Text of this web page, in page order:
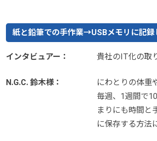
紙と鉛筆での手作業→USBメモリに記
インタビュアー 貴社のIT化の取
N.G.C. 鈴木様
にわとりの体重
毎週、1週間で
まりにも時間と
に保存する方法